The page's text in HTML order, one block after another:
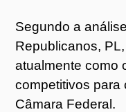
Segundo a
Republicanos,
atualmente como
competitivos para
Câmara Federal.